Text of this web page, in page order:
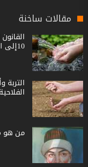
مقالات ساخنة
10إلى النص15-36
من هو